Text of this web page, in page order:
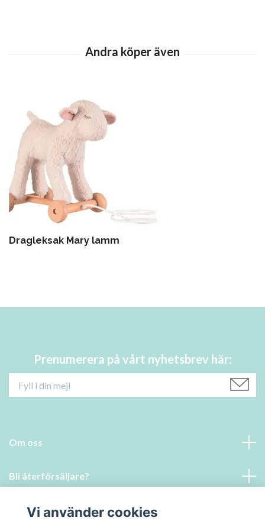
Dragleksak Mary lamm
Prenumerera på vårt nyhetsbrev här:
Om oss
Bli återförsäljare?
Läs merVi använder cookies